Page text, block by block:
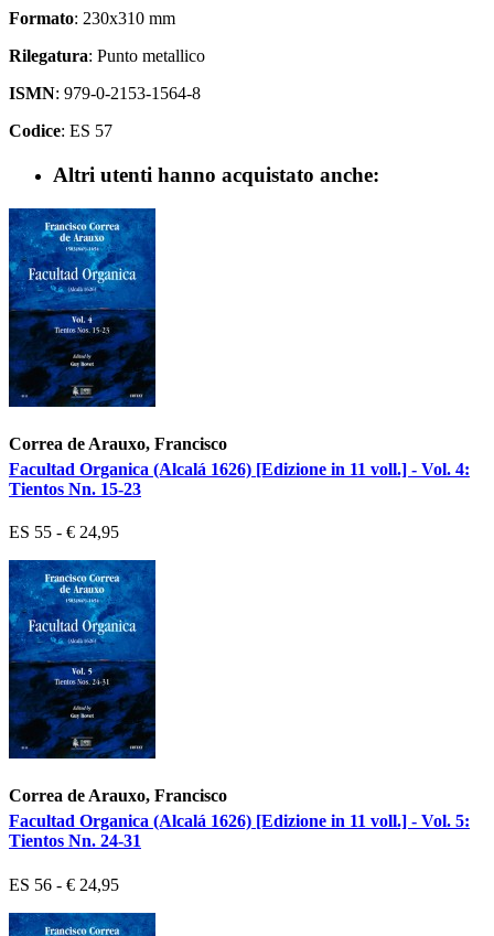
Formato: 230x310 mm
Rilegatura: Punto metallico
ISMN: 979-0-2153-1564-8
Codice: ES 57
Altri utenti hanno acquistato anche:
Correa de Arauxo, Francisco
Facultad Organica (Alcalá 1626) [Edizione in 11 voll.] - Vol. 4:
Tientos Nn. 15-23
ES 55 - € 24,95
Correa de Arauxo, Francisco
Facultad Organica (Alcalá 1626) [Edizione in 11 voll.] - Vol. 5:
Tientos Nn. 24-31
ES 56 - € 24,95